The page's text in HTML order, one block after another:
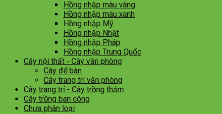
Hồng nhập màu vàng
Hồng nhập màu xanh
Hồng nhập Mỹ
Hồng nhập Nhật
Hồng nhập Pháp
Hồng nhập Trung Quốc
Cây nội thất - Cây văn phòng
Cây để bàn
Cây trang trí văn phòng
Cây trang trí - Cây trồng thảm
Cây trồng ban công
Chưa phân loại